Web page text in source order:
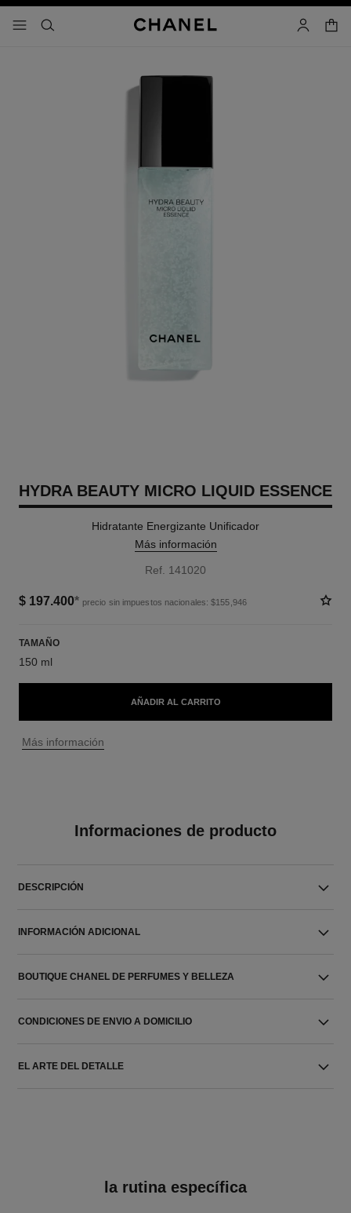
- navegación principal
buscar cuenta
HYDRA BEAUTY MICRO LIQUID ESSENCE
Hidratante Energizante Unificador
Más información
Ref. 141020
$ 197.400* precio sin impuestos nacionales: $155,946
TAMAÑO
150 ml
AÑADIR AL CARRITO
↩
Más información
Informaciones de producto
DESCRIPCIÓN
INFORMACIÓN ADICIONAL
BOUTIQUE CHANEL DE PERFUMES Y BELLEZA
CONDICIONES DE ENVIO A DOMICILIO
EL ARTE DEL DETALLE
la rutina específica